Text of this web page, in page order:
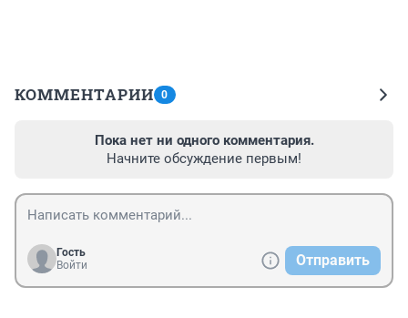
КОММЕНТАРИИ 0
Пока нет ни одного комментария.
Начните обсуждение первым!
Гость
Войти
Отправить